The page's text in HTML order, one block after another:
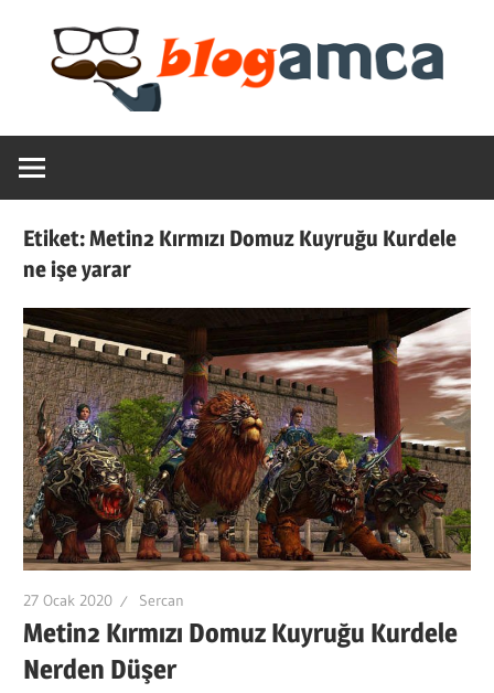
content
Blogamca
2025
Haber,
Blogların
Amcası
Etiket:Metin2 Kırmızı Domuz Kuyruğu Kurdele
ne işe yarar
27 Ocak 2020 Sercan
Metin2 Kırmızı Domuz Kuyruğu Kurdele
Nerden Düşer